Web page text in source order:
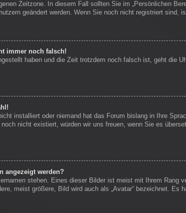
Zeitzone. In diesem Fall sollten Sie im „Persönlichen
geändert werden. Wenn Sie noch nicht registriert sind,
immer noch falsch!
haben und die Zeit trotzdem noch falsch ist, geht die
installiert oder niemand hat das Forum bislang in Ihre
nicht existiert, würden wir uns freuen, wenn Sie es
angezeigt werden?
stehen. Eines dieser Bilder ist meist mit Ihrem
meist größere, Bild wird auch als „Avatar“ bezeichnet.